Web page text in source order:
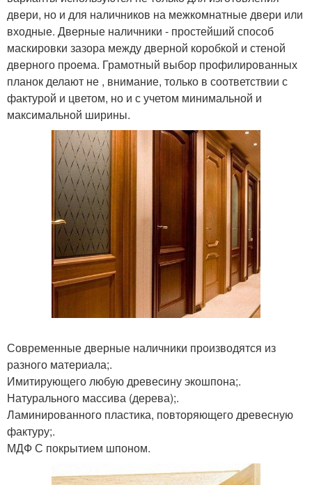
двери, но и для наличников на межкомнатные двери или
входные. Дверные наличники - простейший способ
маскировки зазора между дверной коробкой и стеной
дверного проема. Грамотный выбор профилированных
планок делают не , внимание, только в соответствии с
фактурой и цветом, но и с учетом минимальной и
максимальной ширины.
Современные дверные наличники производятся из
разного материала;.
Имитирующего любую древесину экошпона;.
Натурального массива (дерева);.
Ламинированного пластика, повторяющего древесную
фактуру;.
МДФ С покрытием шпоном.